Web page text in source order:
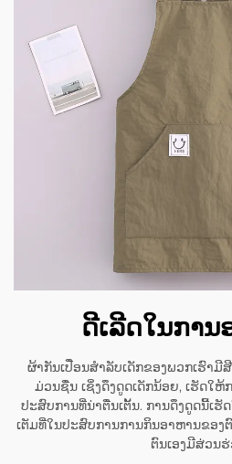
ດີເລີດໃນການ
ຜ້າກັນເປື່ອນສຳລັບເດັກຂອງພວກເຮົາ
ມ່ວນຊື່ນ ເຊິ່ງດຶງດູດເດັກນ້ອຍ, ເຮັດໃຫ້
ປະສົບການທີ່ນ່າຕື່ນເຕັ້ນ. ການດຶງດູດນີ້ເ
ເຕັມທີ່ໃນປະສົບການການກິນອາຫານຂອງ
ຕົນເອງມີສ່ວນ